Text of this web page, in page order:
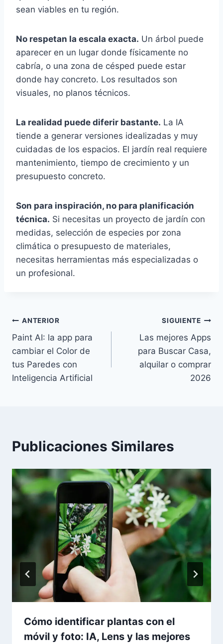
sean viables en tu región.
No respetan la escala exacta. Un árbol puede
aparecer en un lugar donde físicamente no
cabría, o una zona de césped puede estar
donde hay concreto. Los resultados son
visuales, no planos técnicos.
La realidad puede diferir bastante. La IA
tiende a generar versiones idealizadas y muy
cuidadas de los espacios. El jardín real requiere
mantenimiento, tiempo de crecimiento y un
presupuesto concreto.
Son para inspiración, no para planificación
técnica. Si necesitas un proyecto de jardín con
medidas, selección de especies por zona
climática o presupuesto de materiales,
necesitas herramientas más especializadas o
un profesional.
Navegación
de
entradas
ANTERIOR
Paint AI: la app para
cambiar el Color de
tus Paredes con
Inteligencia Artificial
SIGUIENTE
Las mejores Apps
para Buscar Casa,
alquilar o comprar
2026
Publicaciones Similares
Cómo identificar plantas con el
móvil y foto: IA, Lens y las mejores